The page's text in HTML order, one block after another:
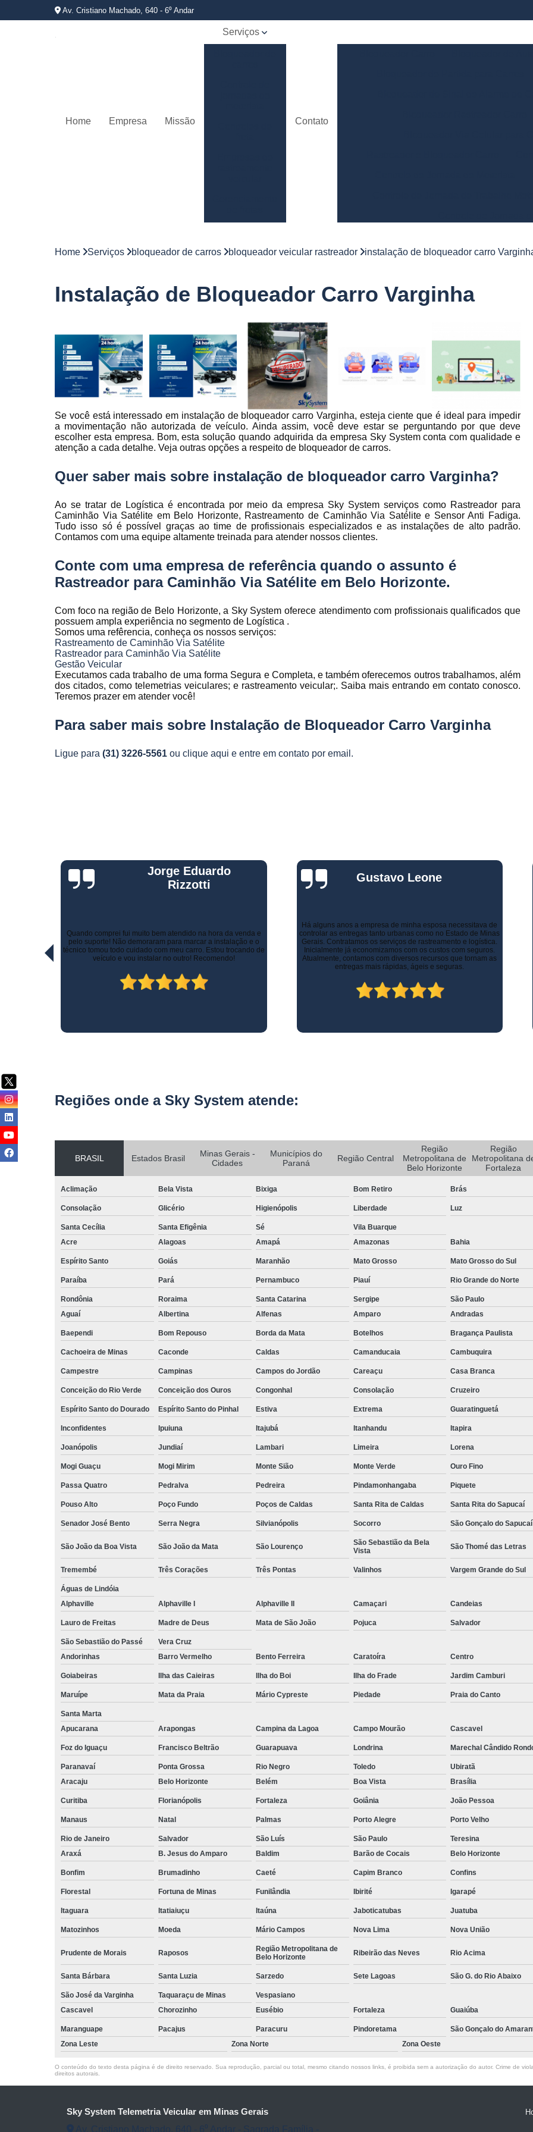
Av. Cristiano Machado, 640 - 6⁰ Andar
Home Empresa Missão
Serviços
Monitoramento
de frotas
Monitoramentos
veiculares
Rastreador
carro
Rastreadores
automotivos
Rastreadores
de caminhões
Rastreadores
Rastreadores
Rastreamento
de carro
Rastreamento
Rastreamento
veicular
fadiga
Sistema de
Sistema de
rastreamentos
manutenção de
Sistemas
Contato
Controle de Jornada Motorista
Controle de Abastecimento de
Controle de Frota de Caminhões
Controle de Manutenção de Frota de
Empresa de Rastreadores de Veiculos
Empresa de Rastreamento de Moto
Empresa Rastreadores
Empresa
Gerenciamento de Frota Belo
Gerenciamento de Frota de
Gerenciamento de Frota de Empresas
Gerenciamento
Gerenciamento de Frota
Gestão de Frota Belo Horizonte
Gestão de Frota Minas Gerais
Monitoramento de Caminhões
Monitoramento de Frota Belo Horizonte
Monitoramento de Horímetro
Rastreamento e Monitoramento
Monitoramento de Veículos
Monitoramento Gps
Rastreador para Colocar em
Rastreador Portátil para Veículos
Bloqueador e Rastreador Automotivo
Gps Veicular Rastreador
Rastreador Automotivo Belo Horizonte
Rastreador e Bloqueador Automotivo
Rastreador e Bloqueador Veicular
Rastreador Gps Automotivo
Empresa de Rastreamento de
Rastreador de Caminhão
Rastreador de Caminhão Minas
Rastreador para Caminhão
Rastreador Satelital para Caminhões
Rastreamento de Caminhão Via Satélite
Empresa de Rastreador Veicular
Rastreador de Automóveis
Rastreador
Rastreador de Carro Minas
Rastreador para Carros
Rastreador Veicular para Carros de
Rastreador Veicular Particular
Gps
Rastreador do Carro
Rastreador Gps para Carro
Rastreador por Satelite para Carros
Empresa Especializada em Rastreamento
Rastreamento de Carro
Rastreamento de Carros Belo Horizonte
Rastreamento de Carros e Caminhões
Rastreamento para Carros e
Monitoramento e Rastreamento de Frotas
Rastreamento de Frota Via
Rastreamento e Monitoramento
Rastreamento Veicular Frotas
Empresa de Rastreamento de
Empresa de
Empresa de
Empresa
Empresas de Monitoramento e
Rastreamento de Veículos
Detector de Fadiga para Motorista
Sensor de Fadiga e Distração
Sensor
Home Serviços bloqueador de carros bloqueador veicular rastreador instalação de bloqueador carro
Instalação de Bloqueador Carro Varginha
Se você está interessado em instalação de bloqueador carro Varginha, esteja ciente que é ideal para impedir
a movimentação não autorizada de veículo. Ainda assim, você deve estar se perguntando por que deve
escolher esta empresa. Bom, esta solução quando adquirida da empresa Sky System conta com qualidade e
atenção a cada detalhe. Veja outras opções a respeito de bloqueador de carros.
Quer saber mais sobre instalação de bloqueador carro Varginha?
Ao se tratar de Logística é encontrada por meio da empresa Sky System serviços como Rastreador para
Caminhão Via Satélite em Belo Horizonte, Rastreamento de Caminhão Via Satélite e Sensor Anti Fadiga.
Tudo isso só é possível graças ao time de profissionais especializados e as instalações de alto padrão.
Contamos com uma equipe altamente treinada para atender nossos clientes.
Conte com uma empresa de referência quando o assunto é
Rastreador para Caminhão Via Satélite em Belo Horizonte.
Com foco na região de Belo Horizonte, a Sky System oferece atendimento com profissionais qualificados que
possuem ampla experiência no segmento de Logística .
Somos uma refêrencia, conheça os nossos serviços:
Rastreamento de Caminhão Via Satélite
Rastreador para Caminhão Via Satélite
Gestão Veicular
Executamos cada trabalho de uma forma Segura e Completa, e também oferecemos outros trabalhamos, além
dos citados, como telemetrias veiculares; e rastreamento veicular;. Saiba mais entrando em contato conosco.
Teremos prazer em atender você!
Para saber mais sobre Instalação de Bloqueador Carro Varginha
Ligue para (31) 3226-5561 ou clique aqui e entre em contato por email.
Jorge Eduardo
Rizzotti
Quando comprei fui muito bem atendido na hora da venda e
pelo suporte! Não demoraram para marcar a instalação e o
técnico tomou todo cuidado com meu carro. Estou trocando de
veículo e vou instalar no outro! Recomendo!
Gustavo Leone
Há alguns anos a empresa de minha esposa necessitava de
controlar as entregas tanto urbanas como no Estado de Minas
Gerais. Contratamos os serviços de rastreamento e logística.
Inicialmente já economizamos com os custos com seguros.
Atualmente, contamos com diversos recursos que tornam as
entregas mais rápidas, ágeis e seguras.
Regiões onde a Sky System atende:
BRASIL Estados Brasil
Minas Gerais -
Cidades
Municípios do
Paraná
Região Central
Região
Metropolitana de
Belo Horizonte
Região
Metropolitana
Fortaleza
Aclimação Bela Vista Bixiga Bom Retiro Brás
Consolação Glicério Higienópolis Liberdade Luz
Santa Cecília Santa Efigênia Sé
Vila Buarque
Acre
Alagoas Amapá Amazonas Bahia
Espírito Santo Goiás Maranhão Mato Grosso Mato Grosso do Sul
Paraíba Pará Pernambuco Piauí Rio Grande do Norte
Rondônia Roraima Santa Catarina Sergipe São Paulo
Aguaí
Albertina Alfenas Amparo Andradas
Baependi Bom Repouso Borda da Mata Botelhos Bragança Paulista
Cachoeira de Minas Caconde Caldas Camanducaia Cambuquira
Campestre Campinas Campos do Jordão Careaçu Casa Branca
Conceição do Rio Verde Conceição dos Ouros Congonhal Consolação Cruzeiro
Espírito Santo do Dourado Espírito Santo do Pinhal Estiva Extrema Guaratinguetá
Inconfidentes Ipuiuna Itajubá Itanhandu Itapira
Joanópolis Jundiaí Lambari Limeira Lorena
Mogi Guaçu Mogi Mirim Monte Sião Monte Verde Ouro Fino
Passa Quatro Pedralva Pedreira Pindamonhangaba Piquete
Pouso Alto Poço Fundo Poços de Caldas Santa Rita de Caldas Santa Rita do Sapucaí
Senador José Bento Serra Negra Silvianópolis Socorro São Gonçalo do Sapucaí
São João da Boa Vista São João da Mata São Lourenço
São Sebastião da Bela
Vista
São Thomé das Letras
Tremembé Três Corações Três Pontas Valinhos Vargem Grande do Sul
Águas de Lindóia
Alphaville
Alphaville I Alphaville II Camaçari Candeias
Lauro de Freitas Madre de Deus Mata de São João Pojuca Salvador
São Sebastião do Passé
Vera Cruz
Andorinhas
Barro Vermelho Bento Ferreira Caratoíra Centro
Goiabeiras Ilha das Caieiras Ilha do Boi Ilha do Frade Jardim Camburi
Maruípe Mata da Praia Mário Cypreste Piedade Praia do Canto
Santa Marta
Apucarana
Arapongas Campina da Lagoa Campo Mourão Cascavel
Foz do Iguaçu Francisco Beltrão Guarapuava Londrina Marechal Cândido
Paranavaí Ponta Grossa Rio Negro Toledo Ubiratã
Aracaju
Belo Horizonte Belém Boa Vista Brasília
Curitiba Florianópolis Fortaleza Goiânia João Pessoa
Manaus Natal Palmas Porto Alegre Porto Velho
Rio de Janeiro Salvador São Luís São Paulo Teresina
Araxá
B. Jesus do Amparo Baldim Barão de Cocais Belo Horizonte
Bonfim Brumadinho Caeté Capim Branco Confins
Florestal Fortuna de Minas Funilândia Ibirité Igarapé
Itaguara Itatiaiuçu Itaúna Jaboticatubas Juatuba
Matozinhos Moeda Mário Campos Nova Lima Nova União
Prudente de Morais Raposos
Região Metropolitana de
Belo Horizonte
Ribeirão das Neves Rio Acima
Santa Bárbara Santa Luzia Sarzedo Sete Lagoas São G. do Rio Abaixo
São José da Varginha Taquaraçu de Minas
Vespasiano
Cascavel
Chorozinho Eusébio Fortaleza Guaiúba
Maranguape Pacajus Paracuru Pindoretama São Gonçalo do
Zona Leste
Zona Norte Zona Oeste
O conteúdo do texto desta página é de direito reservado. Sua reprodução, parcial ou total, mesmo citando nossos links, é proibida sem a autorização do autor. Crime de
direitos autorais
Sky System Telemetria Veicular em Minas Gerais